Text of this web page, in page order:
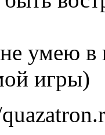
умею в
игры)